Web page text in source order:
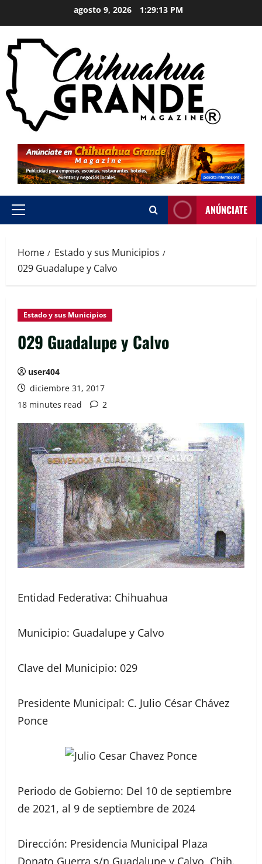
agosto 9, 2026 1:29:15 PM
ANÚNCIATE
Home
Estado y sus Municipios
029 Guadalupe y Calvo
Estado y sus Municipios
029 Guadalupe y Calvo
user404
diciembre 31, 2017
18 minutes read
2
Entidad Federativa: Chihuahua
Municipio: Guadalupe y Calvo
Clave del Municipio: 029
Presidente Municipal: C. Julio César Chávez
Ponce
Periodo de Gobierno: Del 10 de septiembre
de 2021, al 9 de septiembre de 2024
Dirección: Presidencia Municipal Plaza
Donato Guerra s/n Guadalupe y Calvo, Chih.